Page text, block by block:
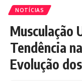
NOTÍCIAS
Musculação
Tendência
Evolução